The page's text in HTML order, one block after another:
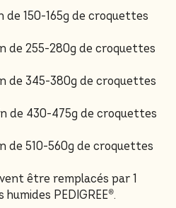
de 150-165g de croquettes
de 255-280g de croquettes
de 345-380g de croquettes
de 430-475g de croquettes
de 510-560g de croquettes
être remplacés par 1
PEDIGREE®.